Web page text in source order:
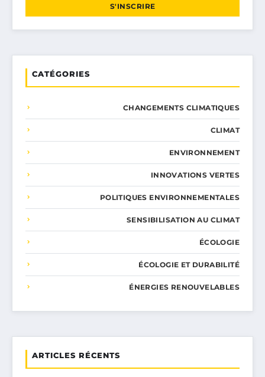
S'INSCRIRE
CATÉGORIES
CHANGEMENTS CLIMATIQUES
CLIMAT
ENVIRONNEMENT
INNOVATIONS VERTES
POLITIQUES ENVIRONNEMENTALES
SENSIBILISATION AU CLIMAT
ÉCOLOGIE
ÉCOLOGIE ET DURABILITÉ
ÉNERGIES RENOUVELABLES
ARTICLES RÉCENTS